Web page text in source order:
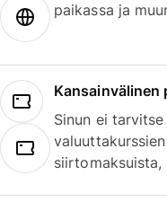
paikassa ja
Sinun ei